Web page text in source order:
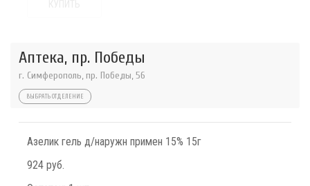
Аптека, пр. Победы
г. Симферополь, пр. Победы, 56
ВЫБРАТЬ ОТДЕЛЕНИЕ
Азелик гель д/наружн примен 15% 15г
924 руб.